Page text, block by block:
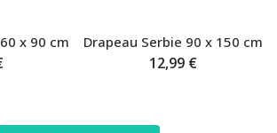
x 90 cm Drapeau Serbie 90 x 150 cm
12,99 €